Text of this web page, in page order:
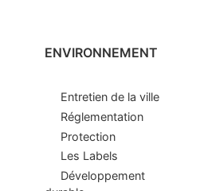
ENVIRONNEMENT
Entretien de la ville
Réglementation
Protection
Les Labels
Développement